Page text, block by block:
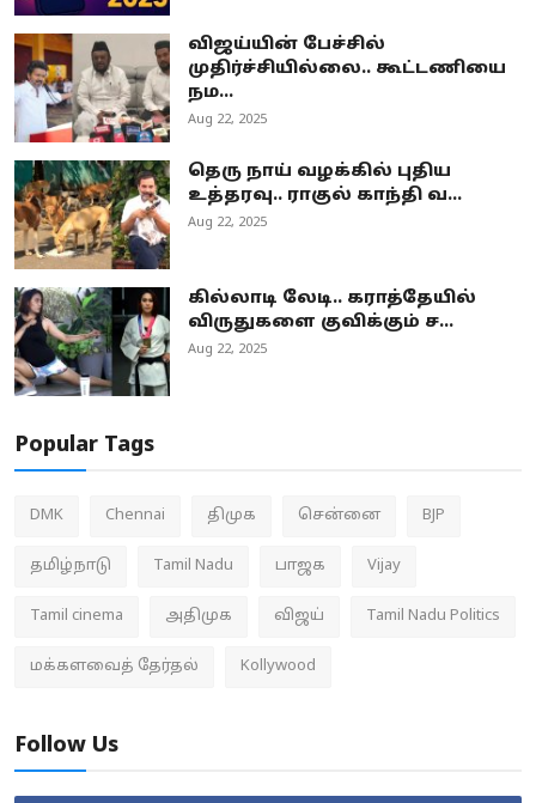
விஜய்யின் பேச்சில்
முதிர்ச்சியில்லை.. கூட்டணியை
நம...
Aug 22, 2025
தெரு நாய் வழக்கில் புதிய
உத்தரவு.. ராகுல் காந்தி வ...
Aug 22, 2025
கில்லாடி லேடி.. கராத்தேயில்
விருதுகளை குவிக்கும் ச...
Aug 22, 2025
Popular Tags
DMK Chennai திமுக சென்னை BJP
தமிழ்நாடு Tamil Nadu பாஜக Vijay
Tamil cinema அதிமுக விஜய் Tamil Nadu Politics
மக்களவைத் தேர்தல் Kollywood
Follow Us